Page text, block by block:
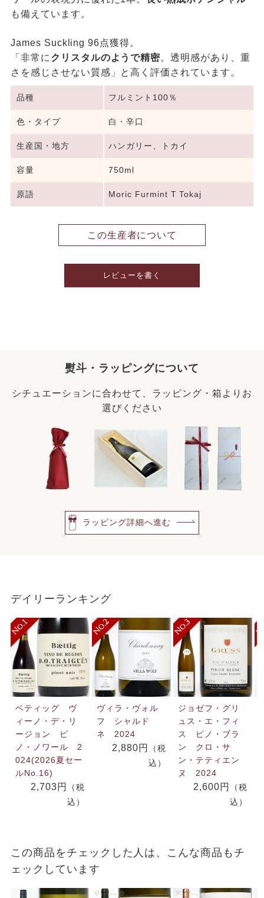
も備えています。
James Suckling 96点獲得。
「非常に クリスタルのようで精密。透明感があり、重
さを感じさせない質感」と高く評価されています。
品種 フルミント100％
色・タイプ 白・辛口
生産国・地方 ハンガリー、トカイ
容量 750ml
原語 Moric Furmint T Tokaj
この生産者について
レビューを書く
熨斗・ラッピングについて
シチュエーションに合わせて、ラッピング・箱よりお
選びください
ラッピング詳細へ進む
デイリーランキング
ベティッグ ヴ
ィーノ・デ・リ
ージョン ピ
ノ・ノワール 2
024(2026夏セー
ルNo.16)
2,703円
（税
込）
ヴィラ・ヴォル
フ シャルド
ネ 2024
2,880円
（税
込）
ジョゼフ・グリ
ュス・エ・フィ
ス ピノ・ブラ
ン クロ・サ
ン・テティエン
ヌ 2024
2,600円
（税
込）
この商品をチェックした人は、こんな商品もチ
ェックしています